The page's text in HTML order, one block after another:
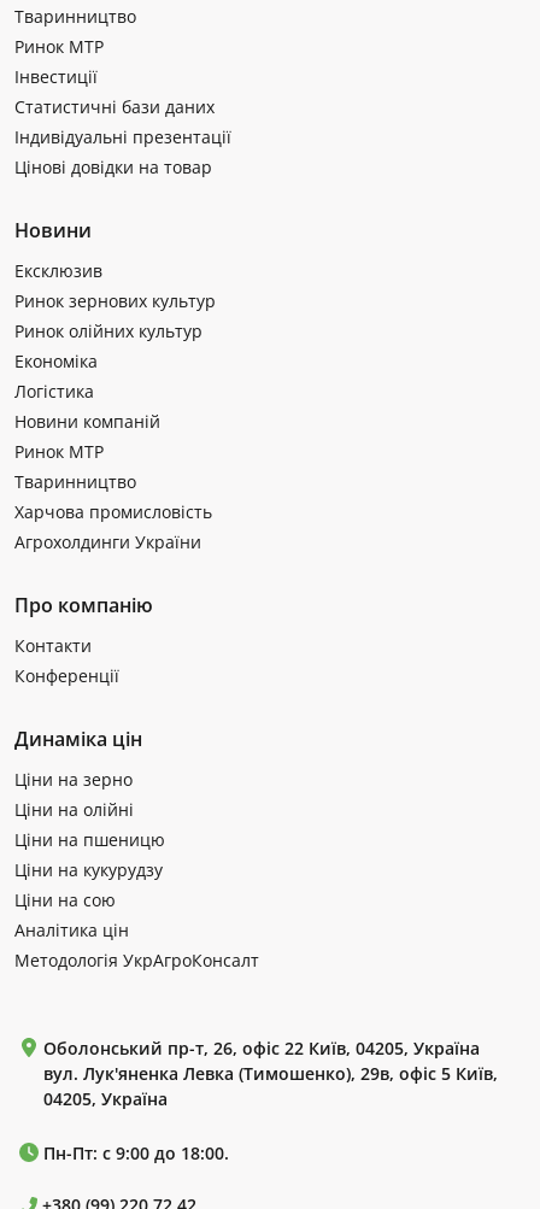
Тваринництво
Ринок МТР
Інвестиції
Статистичні бази даних
Індивідуальні презентації
Цінові довідки на товар
Новини
Ексклюзив
Ринок зернових культур
Ринок олійних культур
Економіка
Логістика
Новини компаній
Ринок МТР
Тваринництво
Харчова промисловість
Агрохолдинги України
Про компанію
Контакти
Конференції
Динаміка цін
Ціни на зерно
Ціни на олійні
Ціни на пшеницю
Ціни на кукурудзу
Ціни на сою
Аналітика цін
Методологія УкрАгроКонсалт
Оболонський пр-т, 26, офіс 22 Київ, 04205, Україна
вул. Лук'яненка Левка (Тимошенко), 29в, офіс 5 Київ,
04205, Україна
Пн-Пт: с 9:00 до 18:00.